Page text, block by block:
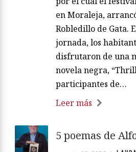
en Moraleja,
Robledillo de Gata.
jornada, los
disfrutaron de una
novela negra,
participantes de…
Leer más
5 poemas de